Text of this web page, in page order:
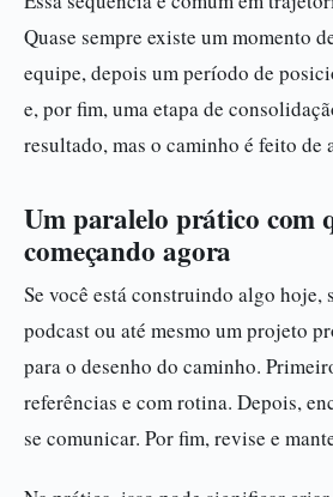
Quase sempre existe um momento
equipe, depois um período de
e, por fim, uma etapa de
resultado, mas o caminho é feito de
Um paralelo prático com
começando agora
Se você está construindo algo hoje,
podcast ou até mesmo um projeto
para o desenho do caminho.
referências e com rotina. Depois,
se comunicar. Por fim, revise e